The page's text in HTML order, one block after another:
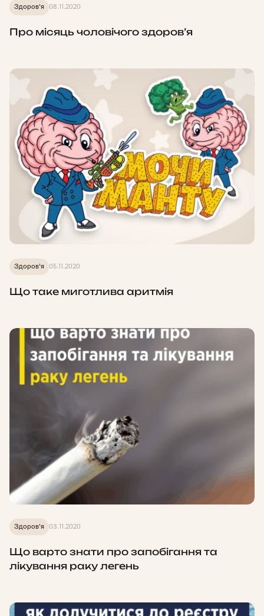
Здоров'я 08.11.2020
Про місяць чоловічого здоров’я
Здоров'я 05.11.2020
Що таке миготлива аритмія
Здоров'я 03.11.2020
Що варто знати про запобігання та
лікування раку легень